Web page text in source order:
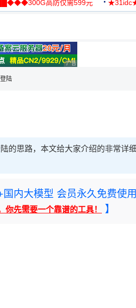
高防仅需599元
广告 商业广告，理性选择
陆
的思路，本文给大家介绍的非常详
内大模型 会员永久免费使用
你先需要一个靠谱的工具！ 】